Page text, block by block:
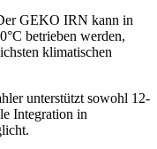
GEKO IRN kann in
betrieben werden,
klimatischen
unterstützt sowohl 12-
Integration in